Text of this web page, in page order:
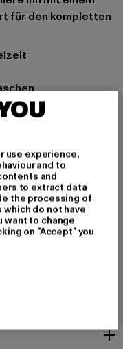
für den kompletten
30%
| DE
use experience,
and to
and
to extract data
the processing of
do not have
want to change
on "Accept" you